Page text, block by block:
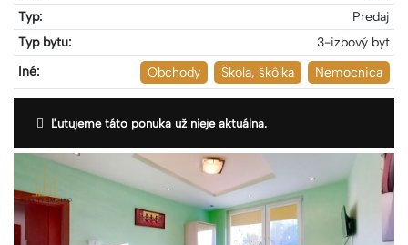
Typ:
Predaj
Typ bytu:
3-izbový byt
Iné:
Obchody Škola, škôlka Nemocnica
Ľutujeme táto ponuka už nieje aktuálna.